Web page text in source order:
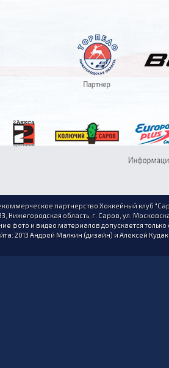
партнерство Хоккейный клуб
Нижегородская область, г. Саров, ул.
фото и видео материалов допускается
2013 Андрей Малкин (дизайн) и Алексей